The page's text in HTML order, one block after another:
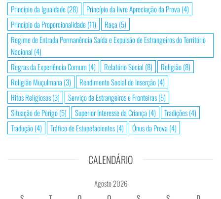
Princípio da Igualdade(28) Princípio da livre Apreciação da Prova (4)
Princípio da Proporcionalidade(11) Raça (5)
Regime de Entrada Permanência Saída e Expulsão de Estrangeiros do Território
Nacional (4)
Regras da Experiência Comum (4) Relatório Social (8) Religião(8)
Religião Muçulmana (3) Rendimento Social de Inserção(4)
Ritos Religiosos(3) Serviço de Estrangeiros e Fronteiras(5)
Situação de Perigo(5) Superior Interesse da Criança (4) Tradições(4)
Tradução(4) Tráfico de Estupefacientes(4) Ónus da Prova (4)
CALENDÁRIO
Agosto 2026